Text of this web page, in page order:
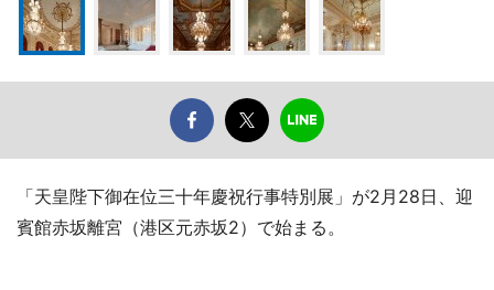
「天皇陛下御在位三十年慶祝行事特別展」が2月28日、迎
賓館赤坂離宮（港区元赤坂2）で始まる。